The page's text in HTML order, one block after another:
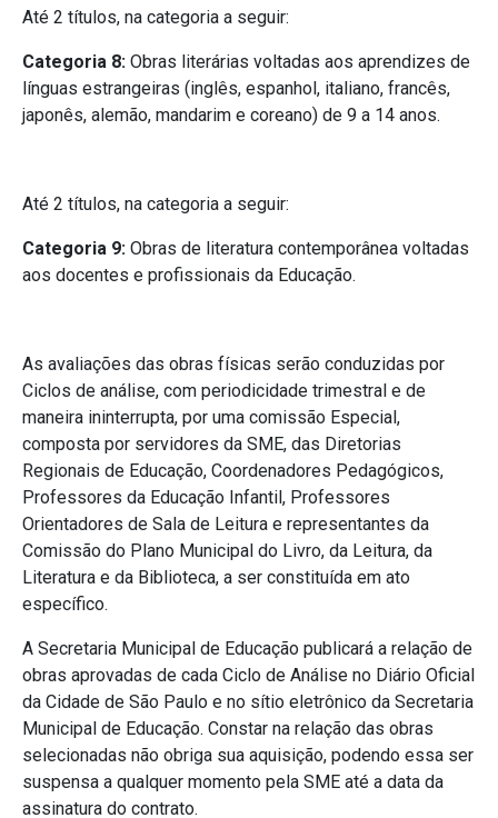
Até 2 títulos, na categoria a seguir:
Categoria 8: Obras literárias voltadas aos aprendizes de
línguas estrangeiras (inglês, espanhol, italiano, francês,
japonês, alemão, mandarim e coreano) de 9 a 14 anos.
Até 2 títulos, na categoria a seguir:
Categoria 9: Obras de literatura contemporânea voltadas
aos docentes e profissionais da Educação.
As avaliações das obras físicas serão conduzidas por
Ciclos de análise, com periodicidade trimestral e de
maneira ininterrupta, por uma comissão Especial,
composta por servidores da SME, das Diretorias
Regionais de Educação, Coordenadores Pedagógicos,
Professores da Educação Infantil, Professores
Orientadores de Sala de Leitura e representantes da
Comissão do Plano Municipal do Livro, da Leitura, da
Literatura e da Biblioteca, a ser constituída em ato
específico.
A Secretaria Municipal de Educação publicará a relação de
obras aprovadas de cada Ciclo de Análise no Diário Oficial
da Cidade de São Paulo e no sítio eletrônico da Secretaria
Municipal de Educação. Constar na relação das obras
selecionadas não obriga sua aquisição, podendo essa ser
suspensa a qualquer momento pela SME até a data da
assinatura do contrato.